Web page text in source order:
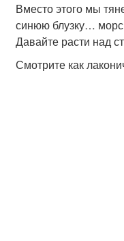
Вместо этого мы
синюю блузку…
Давайте расти над
Смотрите как